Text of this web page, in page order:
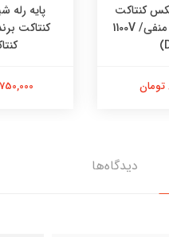
کنتاکت
MC4 (قطب منفی/ 1100V
کنتاکت
750,000 تومان
دیدگاه‌ها